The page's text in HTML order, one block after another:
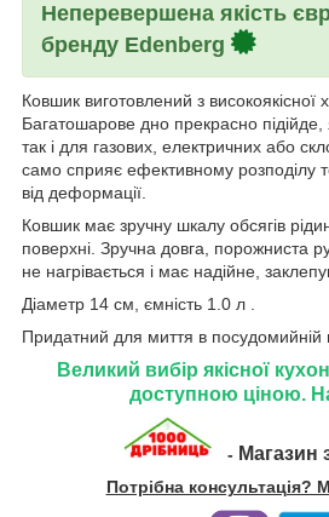
Неперевершена якість
бренду Edenberg
Ковшик виготовлений з високоякісної
Багатошарове дно прекрасно підійде,
так і для газових, електричних або
само сприяє ефективному розподілу
від деформації.
Ковшик має зручну шкалу обсягів
поверхні. Зручна довга, порожниста
не нагрівається і має надійне,
Діаметр 14 см, ємність 1.0 л .
Придатний для миття в посудомийній
Великий вибір якісної
доступною ціною.
- Магазин
Потрібна консультація?